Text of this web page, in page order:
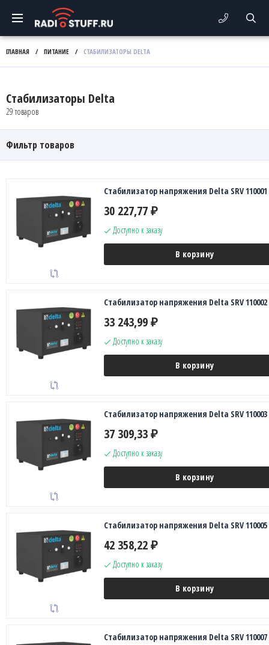
ГЛАВНАЯ / ПИТАНИЕ / СТАБИЛИЗАТОРЫ DELTA
Стабилизаторы Delta
29 товаров
Фильтр товаров
Стабилизатор напряжения Delta SRV 110001
30 227,77 ₽
Доступно к заказу
В корзину
Стабилизатор напряжения Delta SRV 110002
33 243,99 ₽
Доступно к заказу
В корзину
Стабилизатор напряжения Delta SRV 110003
37 309,33 ₽
Доступно к заказу
В корзину
Стабилизатор напряжения Delta SRV 110005
42 358,22 ₽
Доступно к заказу
В корзину
Стабилизатор напряжения Delta SRV 110007